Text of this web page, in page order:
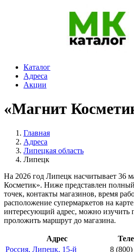
Каталог
Адреса
Акции
«Магнит
Главная
Адреса
Липецкая область
Липецк
На 2026 год Липецк насчитывает 36
Косметик». Ниже представлен
точек, контакты магазинов, время
расположение супермаркетов на
интересующий адрес, можно
проложить маршрут до магазина.
Адрес
Россия, Липецк, 15-й
8